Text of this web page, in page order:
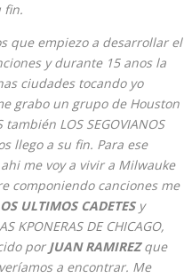
fin.
que empiezo a desarrollar el
y durante 15 anos la
ciudades tocando yo
grabo un grupo de Houston
LOS SEGOVIANOS
llego a su fin. Para ese
me voy a vivir a Milwauke
componiendo canciones me
ULTIMOS CADETESy
DE CHICAGO,
porJUAN RAMIREZque
a encontrar. Me